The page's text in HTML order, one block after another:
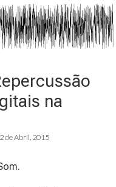
na
de Abril, 2015